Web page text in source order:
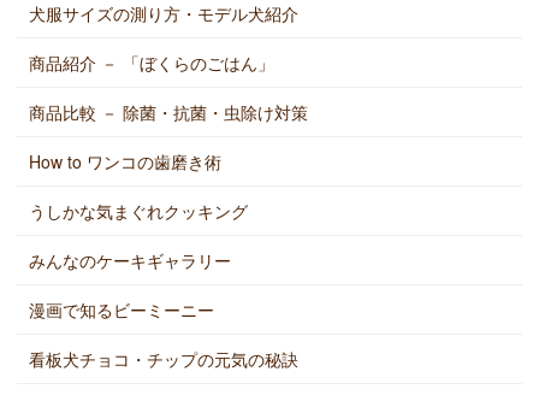
犬服サイズの測り方・モデル犬紹介
商品紹介 － 「ぼくらのごはん」
商品比較 － 除菌・抗菌・虫除け対策
How to ワンコの歯磨き術
うしかな気まぐれクッキング
みんなのケーキギャラリー
漫画で知るビーミーニー
看板犬チョコ・チップの元気の秘訣